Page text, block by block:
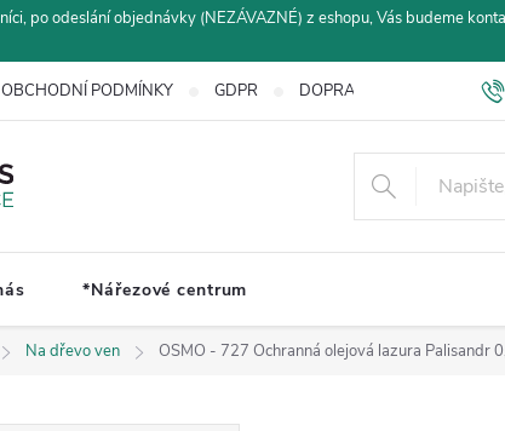
po odeslání objednávky (NEZÁVAZNÉ) z eshopu, Vás budeme
OBCHODNÍ PODMÍNKY GDPR DOPRAVA A PLATBA
*Nářezové centrum
Na dřevo ven OSMO - 727 Ochranná olejová lazura Palisandr